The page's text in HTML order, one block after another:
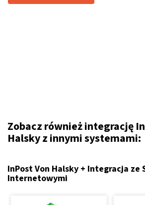
Zobacz również integrację
Halsky z innymi systemami:
InPost Von Halsky + Integracja ze
Internetowymi